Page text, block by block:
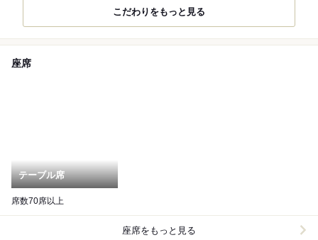
こだわりをもっと見る
座席
テーブル席
席数70席以上
座席をもっと見る